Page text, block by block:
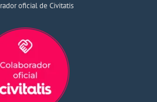
oficial de Civitatis